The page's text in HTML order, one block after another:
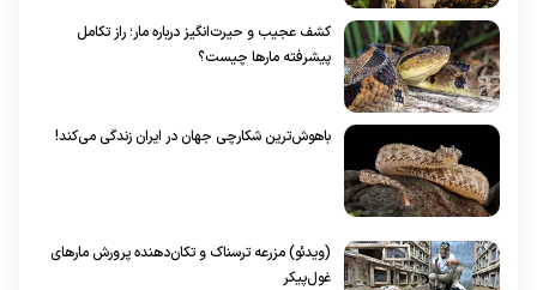
کشف عجیب و حیرت‌انگیز درباره مار؛ راز تکامل
پیشرفته مار‌ها چیست؟
باهوش‌ترین شکارچی جهان در ایران زندگی می‌کند!
(ویدئو) مزرعه ترسناک و تکان‌دهنده پرورش مار‌های
غول‌پیکر